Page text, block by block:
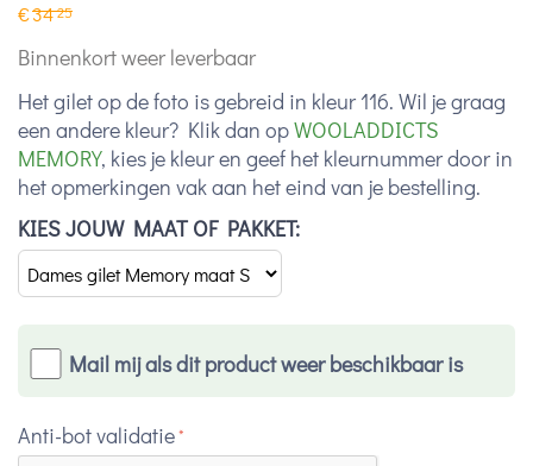
€3425
Binnenkort weer leverbaar
Het gilet op de foto is gebreid in kleur 116. Wil je graag
een andere kleur? Klik dan opWOOLADDICTS
MEMORY, kies je kleur en geef het kleurnummer door in
het opmerkingen vak aan het eind van je bestelling.
KIES JOUW MAAT OF PAKKET:
Mail mij als dit product weer beschikbaar is
Anti-bot validatie